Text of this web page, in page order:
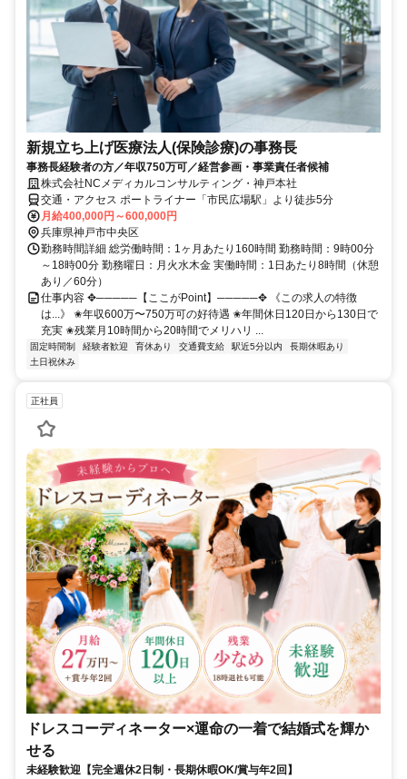
新規立ち上げ医療法人(保険診療)の事務長
事務長経験者の方／年収750万可／経営参画・事業責任者候補
株式会社NCメディカルコンサルティング・神戸本社
交通・アクセス ポートライナー「市民広場駅」より徒歩5分
月給400,000円～600,000円
兵庫県神戸市中央区
勤務時間詳細 総労働時間：1ヶ月あたり160時間 勤務時間：9時00分
～18時00分 勤務曜日：月火水木金 実働時間：1日あたり8時間（休憩
あり／60分）
仕事内容 ✥─────【ここがPoint】─────✥ 《この求人の特徴
は...》 ✬年収600万〜750万可の好待遇 ✬年間休日120日から130日で
充実 ✬残業月10時間から20時間でメリハリ ...
固定時間制 経験者歓迎 育休あり 交通費支給 駅近5分以内
長期休暇あり
土日祝休み
正社員
ドレスコーディネーター×運命の一着で結婚式を輝か
せる
未経験歓迎【完全週休2日制・長期休暇OK/賞与年2回】